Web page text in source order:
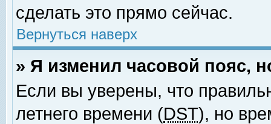
сделать это прямо сейчас.
Вернуться наверх
» Я изменил часовой пояс,
Если вы уверены, что
летнего времени (DST), но